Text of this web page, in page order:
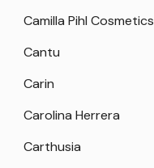
Camilla Pihl Cosmetics
Cantu
Carin
Carolina Herrera
Carthusia